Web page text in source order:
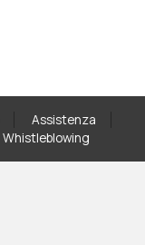
Assistenza
Whistleblowing